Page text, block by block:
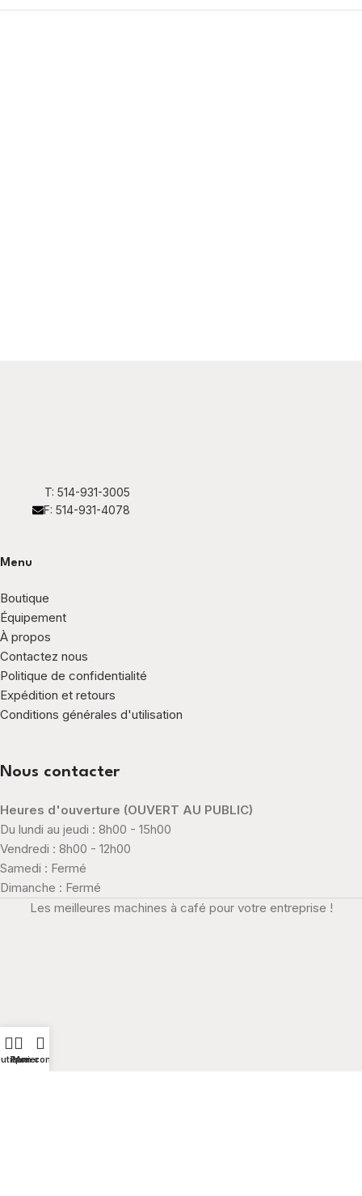
T: 514-931-3005
F: 514-931-4078
Menu
Boutique
Équipement
À propos
Contactez nous
Politique de confidentialité
Expédition et retours
Conditions générales d'utilisation
Nous contacter
Heures d'ouverture (OUVERT AU PUBLIC)
Du lundi au jeudi : 8h00 - 15h00
Vendredi : 8h00 - 12h00
Samedi : Fermé
Dimanche : Fermé
Les meilleures machines à café pour votre entreprise !
Panier
Mon compte